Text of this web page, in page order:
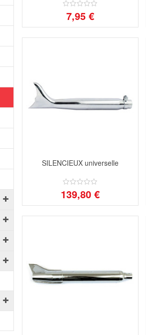
7,95 €
SILENCIEUX universelle
139,80 €